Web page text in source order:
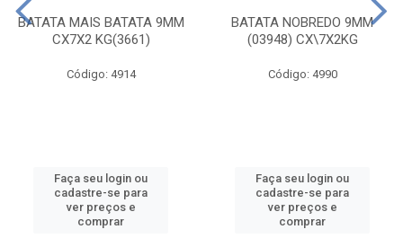
BATATA MAIS BATATA 9MM
CX7X2 KG(3661)
Código: 4914
Faça seu login ou
cadastre-se para
ver preços e
comprar
BATATA NOBREDO 9MM
(03948) CX\7X2KG
Código: 4990
Faça seu login ou
cadastre-se para
ver preços e
comprar